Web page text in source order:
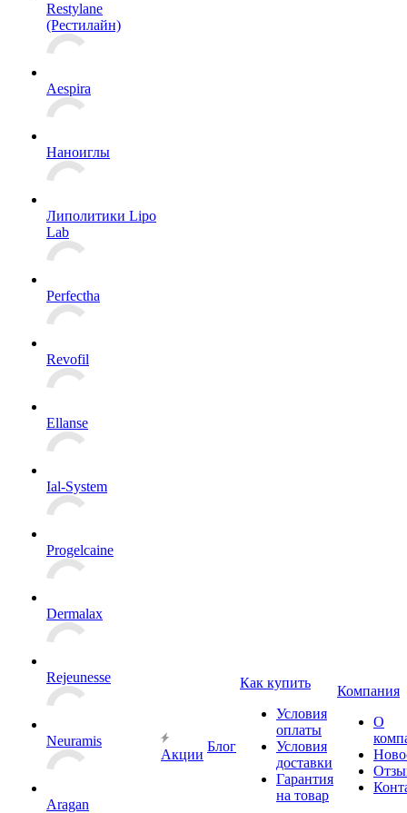
Restylane
(Рестилайн)
Aespira
Наноиглы
Липолитики Lipo
Lab
Perfectha
Revofil
Ellanse
Ial-System
Progelcaine
Dermalax
Rejeunesse
Neuramis
Aragan
Акции
Блог
Как купить
Условия
оплаты
Условия
доставки
Гарантия
на товар
Компания
О